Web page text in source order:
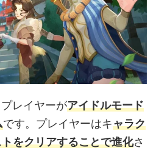
レイヤーがアイドルモード
です。プレイヤーはキャラク
をクリアすることで進化さ